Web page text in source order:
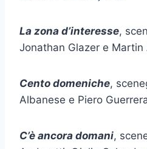
La zona d’interesse,
Jonathan Glazer e Martin
Cento domeniche,
Albanese e Piero
C’è ancora domani,